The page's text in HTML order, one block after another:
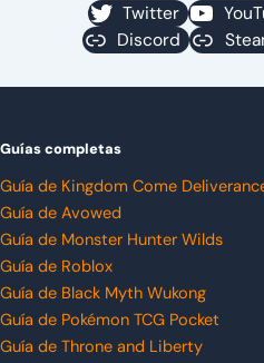
Twitter
Discord
Guías completas
Guía de Kingdom Come
Guía de Avowed
Guía de Monster Hunter Wilds
Guía de Roblox
Guía de Black Myth Wukong
Guía de Pokémon TCG Pocket
Guía de Throne and Liberty